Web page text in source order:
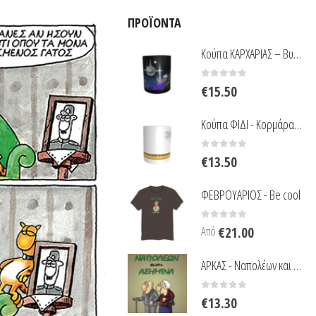
ΠΡΟΪΌΝΤΑ
Κούπα ΚΑΡΧΑΡΙΑΣ – Βυθός - Μαύρη
€15.50
Κούπα ΦΙΔΙ - Κορμάρα - Λευκή
€13.50
ΦΕΒΡΟΥΑΡΙΟΣ - Be cool
0 out of 5
Από €21.00
ΑΡΚΑΣ - Ναπολέων και Ασημίνα
€13.30